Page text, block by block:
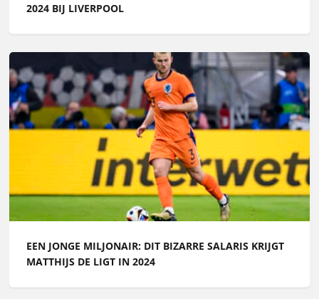
2024 BIJ LIVERPOOL
EEN JONGE MILJONAIR: DIT BIZARRE SALARIS KRIJGT
MATTHIJS DE LIGT IN 2024